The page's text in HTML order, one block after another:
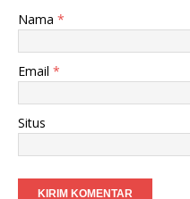
Nama *
Email *
Situs